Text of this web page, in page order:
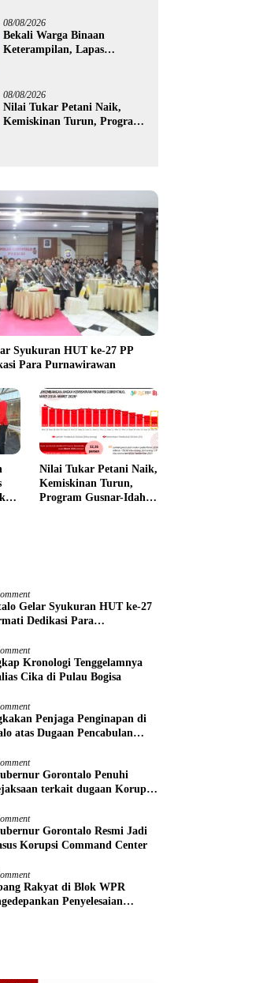
08/08/2026
Bekali Warga Binaan
Keterampilan, Lapas
08/08/2026
Nilai Tukar Petani Naik,
Kemiskinan Turun, Program
Syukuran HUT ke-27 PP
Para Purnawirawan
Nilai Tukar Petani Naik,
Kemiskinan Turun,
Program Gusnar-Idah
Gelar Syukuran HUT ke-27
Dedikasi Para
Kronologi Tenggelamnya
Cika di Pulau Bogisa
Penjaga Penginapan di
atas Dugaan Pencabulan
Gorontalo Penuhi
terkait dugaan Korupsi
Gorontalo Resmi Jadi
Korupsi Command Center
Rakyat di Blok WPR
Penyelesaian